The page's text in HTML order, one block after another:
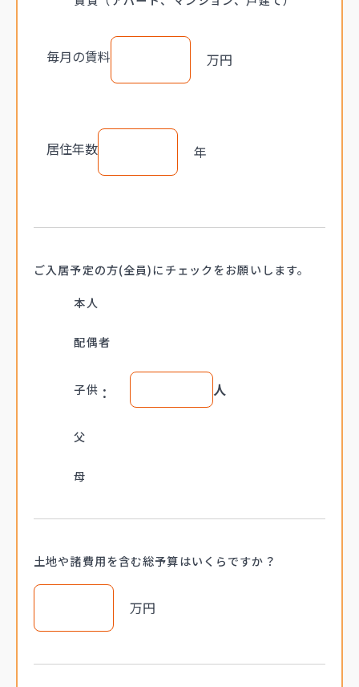
毎月の賃料 万円
居住年数 年
ご入居予定の方(全員)に チェックをお願いします。
本人
配偶者
子供 人
父
母
土地や諸費用を含む総予算はいくらですか？
万円